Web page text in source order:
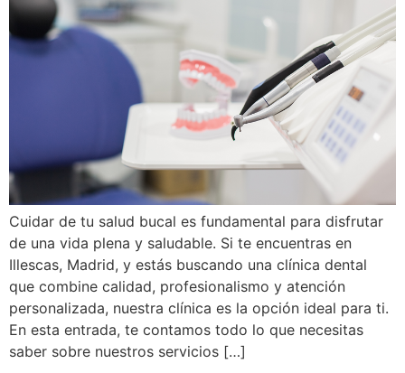
Cuidar de tu salud bucal es fundamental para disfrutar
de una vida plena y saludable. Si te encuentras en
Illescas, Madrid, y estás buscando una clínica dental
que combine calidad, profesionalismo y atención
personalizada, nuestra clínica es la opción ideal para ti.
En esta entrada, te contamos todo lo que necesitas
saber sobre nuestros servicios […]